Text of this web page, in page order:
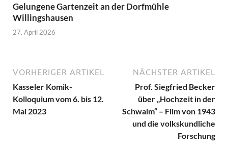
Gelungene Gartenzeit an der Dorfmühle
Willingshausen
27. April 2026
VORHERIGER ARTIKEL
Kasseler Komik-
Kolloquium vom 6. bis 12.
Mai 2023
NÄCHSTER ARTIKEL
Prof. Siegfried Becker
über „Hochzeit in der
Schwalm“ – Film von 1943
und die volkskundliche
Forschung